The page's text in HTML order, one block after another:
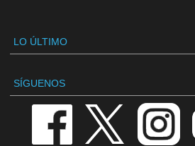
LO ÚLTIMO
SÍGUENOS